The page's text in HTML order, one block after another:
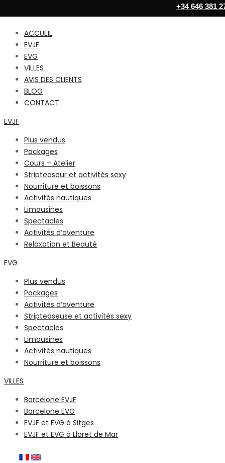
ACCUEIL
EVJF
EVG
VILLES
AVIS DES CLIENTS
BLOG
CONTACT
EVJF
Plus vendus
Packages
Cours – Atelier
Stripteaseur et activités sexy
Nourriture et boissons
Activités nautiques
Limousines
Spectacles
Activités d’aventure
Relaxation et Beauté
EVG
Plus vendus
Packages
Activités d’aventure
Stripteaseuse et activités sexy
Spectacles
Limousines
Activités nautiques
Nourriture et boissons
VILLES
Barcelone EVJF
Barcelone EVG
EVJF et EVG à Sitges
EVJF et EVG à Lloret de Mar
+34 646 381